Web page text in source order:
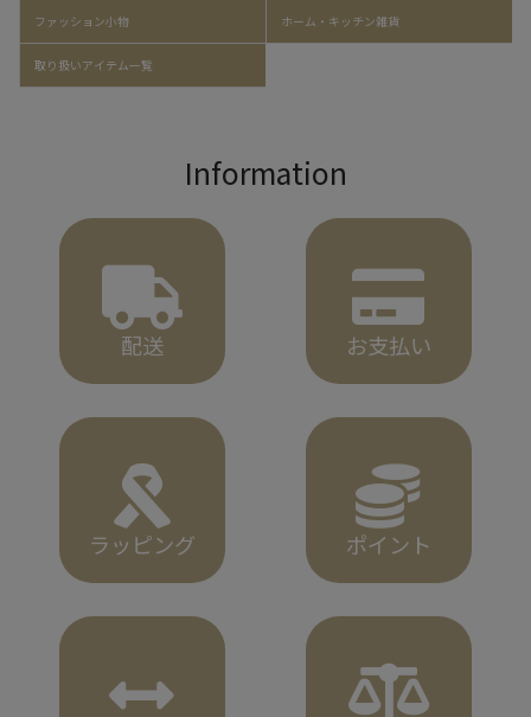
ファッション小物 ホーム・キッチン雑貨
取り扱いアイテム一覧
Information
配送 お支払い
ラッピング ポイント